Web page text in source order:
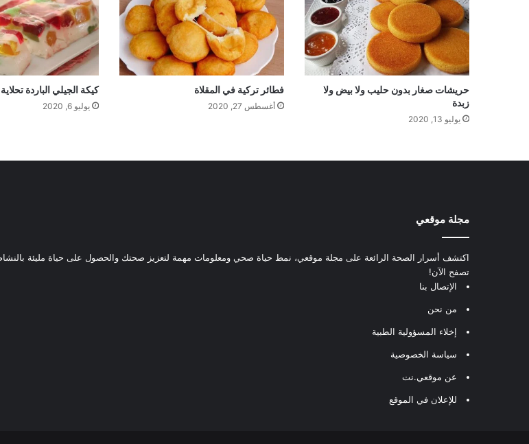
حريشات صغار بدون حليب ولا بيض ولا
زبدة
يوليو 13, 2020
فطائر تركية في المقلاة
أغسطس 27, 2020
كيكة الجيلي الباردة
يوليو 6, 2020
مجلة موقعي
اكتشف أسرار الصحة الرائعة على مجلة موقعي، نمط حياة صحي ومعلومات مهمة لتعزيز صحتك والحصول على حياة مليئة
تصفح الآن!
الإتصال بنا
من نحن
إخلاء المسؤولية الطبية
سياسة الخصوصية
عن موقعي.نت
للإعلان في الموقع